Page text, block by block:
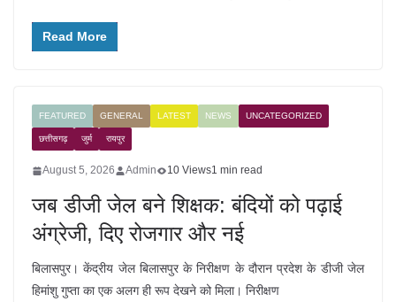
Read More
FEATURED GENERAL LATEST NEWS UNCATEGORIZED
छत्तीसगढ़ जुर्म रायपुर
August 5, 2026 Admin 10 Views1 min read
जब डीजी जेल बने शिक्षक: बंदियों को पढ़ाई
अंग्रेजी, दिए रोजगार और नई
बिलासपुर। केंद्रीय जेल बिलासपुर के निरीक्षण के दौरान प्रदेश के डीजी जेल
हिमांशु गुप्ता का एक अलग ही रूप देखने को मिला। निरीक्षण